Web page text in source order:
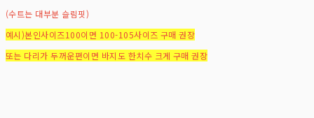
(수트는 대부분 슬림핏)
예시)본인사이즈100이면 100-105사이즈 구매 권장
또는 다리가 두꺼운편이면 바지도 한치수 크게 구매 권장